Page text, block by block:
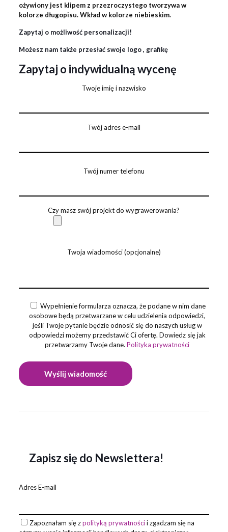
ożywiony jest klipem z przezroczystego tworzywa w
kolorze długopisu. Wkład w kolorze niebieskim.
Zapytaj o możliwość personalizacji!
Możesz nam także przesłać swoje logo , grafikę
Zapytaj o indywidualną wycenę
Twoje imię i nazwisko
Twój adres e-mail
Twój numer telefonu
Czy masz swój projekt do wygrawerowania?
Twoja wiadomości (opcjonalne)
Wypełnienie formularza oznacza, że podane w nim dane
osobowe będą przetwarzane w celu udzielenia odpowiedzi,
jeśli Twoje pytanie będzie odnosić się do naszych usług w
odpowiedzi możemy przedstawić Ci ofertę. Dowiedz się jak
przetwarzamy Twoje dane.Polityka prywatności
Zapisz się do Newslettera!
Adres E-mail
Zapoznałam się zpolityką prywatnościi zgadzam się na